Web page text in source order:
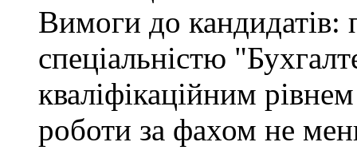
Вимоги до кандидатів:
спеціальністю
кваліфікаційним
роботи за фахом не